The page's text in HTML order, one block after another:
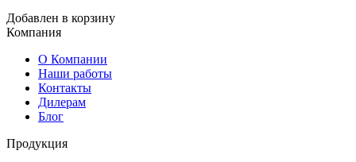
Добавлен в корзину
Компания
О Компании
Наши работы
Контакты
Дилерам
Блог
Продукция